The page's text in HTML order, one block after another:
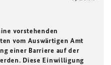
vorstehenden
vom Auswärtigen Amt
einer Barriere auf der
Diese Einwilligung